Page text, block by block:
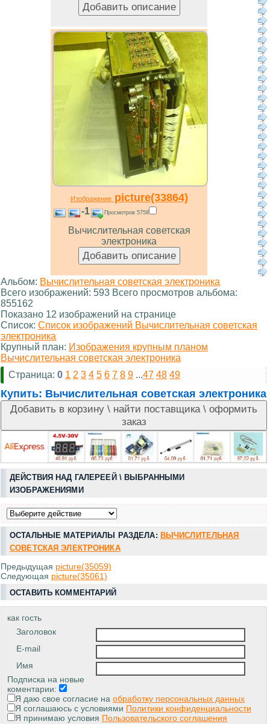
Изображениеpicture(33864)
-1 Просмотров 5758
Вычислительная советская
электроника
Альбом: Вычислительная советская электроника
Всего изображений: 593 Всего просмотров альбома:
855162
Показано 12 изображений на странице
Список: Список изображений Вычислительная советская
электроника
Крупный план: Изображения крупным планом
Вычислительная советская электроника
Страница: 0 1 2 3 4 5 6 7 8 9 ...47 48 49
Купить: Вычислительная советская электроника
ДЕЙСТВИЯ НАД ГАЛЕРЕЕЙ \ ВЫБРАННЫМИ
ИЗОБРАЖЕНИЯМИ
ОСТАЛЬНЫЕ МАТЕРИАЛЫ РАЗДЕЛА: ВЫЧИСЛИТЕЛЬНАЯ
СОВЕТСКАЯ ЭЛЕКТРОНИКА
Предыдущая picture(35059)
Следующая picture(35061)
ОСТАВИТЬ КОММЕНТАРИЙ
как гость
Заголовок
E-mail
Имя
Подписка на новые
коментарии:
Я даю свое согласие на обработку персональных данных
Я соглашаюсь с условиями Политики конфиденциальности
Я принимаю условия Пользовательского соглашения